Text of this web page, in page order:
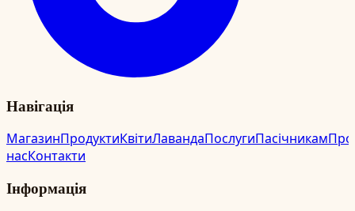
Навігація
МагазинПродуктиКвітиЛавандаПослугиПасічникамПро
насКонтакти
Інформація